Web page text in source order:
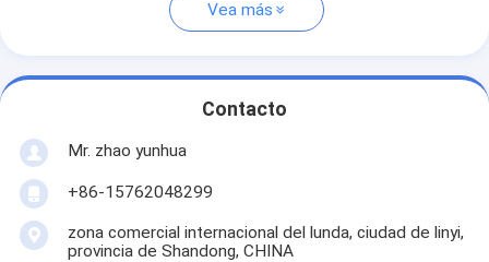
Vea más
Contacto
Mr. zhao yunhua
+86-15762048299
zona comercial internacional del lunda, ciudad de linyi,
provincia de Shandong, CHINA